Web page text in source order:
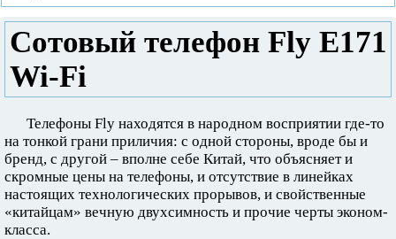
Сотовый телефон Fly E171
Wi-Fi
Телефоны Fly находятся в народном восприятии где-то
на тонкой грани приличия: с одной стороны, вроде бы и
бренд, с другой – вполне себе Китай, что объясняет и
скромные цены на телефоны, и отсутствие в линейках
настоящих технологических прорывов, и свойственные
«китайцам» вечную двухсимность и прочие черты эконом-
класса.